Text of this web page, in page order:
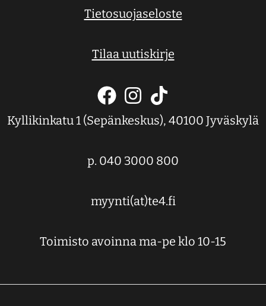
Tietosuojaseloste
Tilaa uutiskirje
Kyllikinkatu 1 (Sepänkeskus), 40100 Jyväskylä
p. 040 3000 800
myynti(at)te4.fi
Toimisto avoinna ma-pe klo 10-15